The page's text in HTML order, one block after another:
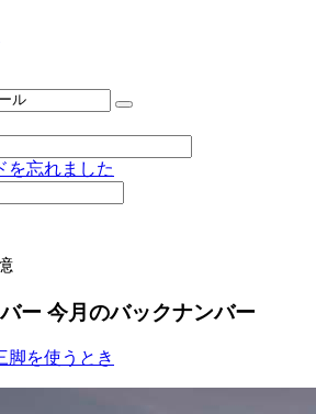
を忘れました
ー 今月のバックナンバー
を使うとき